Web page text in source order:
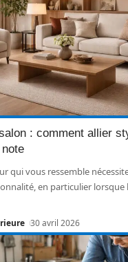
: comment allier
qui vous ressemble
en particulier lorsque
30 avril 2026